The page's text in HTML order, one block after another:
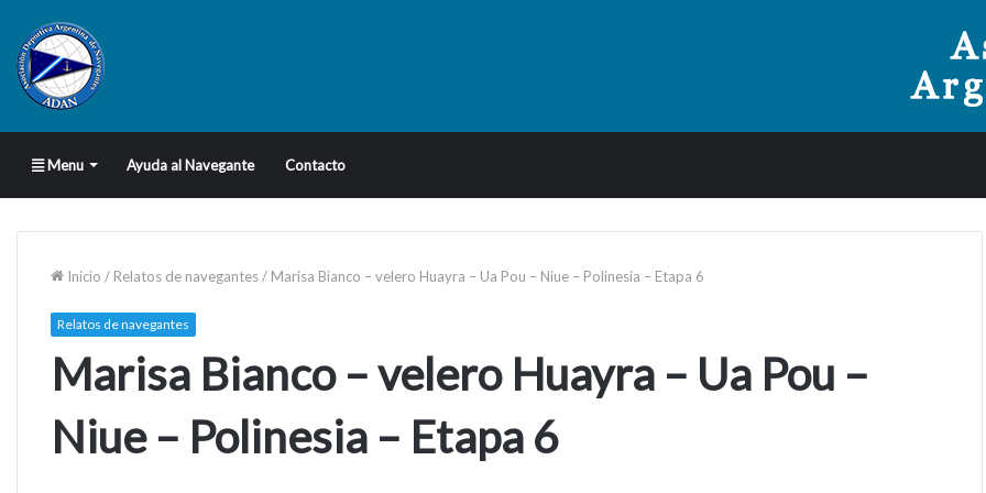
Menu Ayuda al Navegante Contacto
Inicio / Relatos de navegantes/ Marisa Bianco – velero Huayra – Ua Pou – Niue – Polinesia – Etapa 6
Relatos de navegantes
Marisa Bianco – velero Huayra – Ua Pou –
Niue – Polinesia – Etapa 6